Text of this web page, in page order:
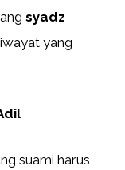
syadz
yang
suami harus